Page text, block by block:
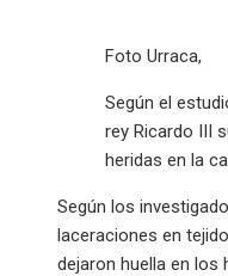
Foto Urraca,
Según el
rey Ricardo III
heridas en la
Según los
laceraciones en
dejaron huella en los